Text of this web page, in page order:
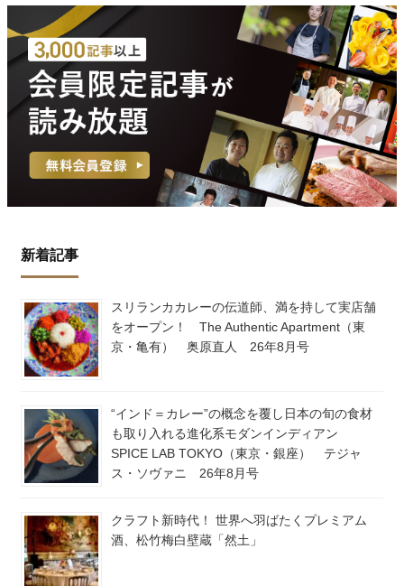
新着記事
スリランカカレーの伝道師、満を持して実店舗
をオープン！ The Authentic Apartment（東
京・亀有） 奥原直人 26年8月号
“インド＝カレー”の概念を覆し日本の旬の食材
も取り入れる進化系モダンインディアン
SPICE LAB TOKYO（東京・銀座） テジャ
ス・ソヴァニ 26年8月号
クラフト新時代！ 世界へ羽ばたくプレミアム
酒、松竹梅白壁蔵「然土」